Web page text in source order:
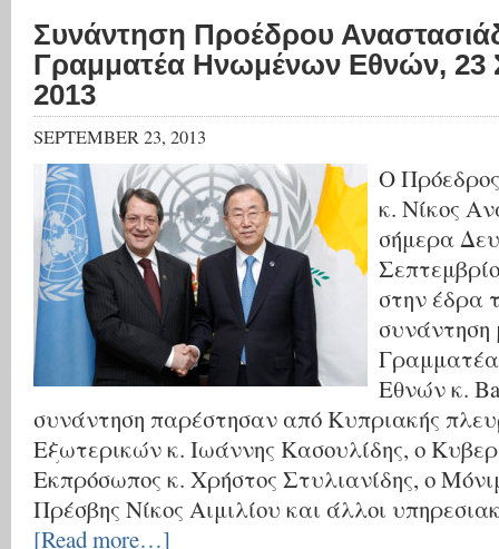
Συνάντηση Προέδρου
Γραμματέα Ηνωμένων Εθνών, 23
2013
SEPTEMBER 23, 2013
Ο
κ. Νίκος
σήμερα
στην έδρα
συνάντηση
Εθνών κ.
συνάντηση παρέστησαν από Κυπριακής
Εξωτερικών κ. Ιωάννης Κασουλίδης, ο
Εκπρόσωπος κ. Χρήστος Στυλιανίδης, ο
Πρέσβης Νίκος Αιμιλίου και άλλοι
[Read more…]